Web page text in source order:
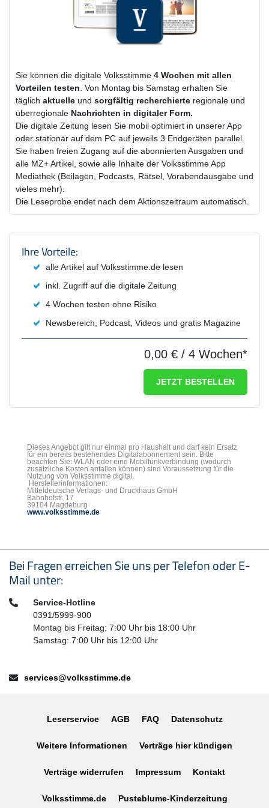
Sie können die digitale Volksstimme 4 Wochen mit allen
Vorteilen testen . Von Montag bis Samstag erhalten Sie
täglich aktuelle und sorgfältig recherchierte regionale und
überregionale Nachrichten in digitaler Form.
Die digitale Zeitung lesen Sie mobil optimiert in unserer App
oder stationär auf dem PC auf jeweils 3 Endgeräten parallel.
Sie haben freien Zugang auf die abonnierten Ausgaben und
alle MZ+ Artikel, sowie alle Inhalte der Volksstimme App
Mediathek (Beilagen, Podcasts, Rätsel, Vorabendausgabe und
vieles mehr).
Die Leseprobe endet nach dem Aktionszeitraum automatisch.
Produktzusammenfassung und
Ihre Vorteile:
alle Artikel auf Volksstimme.de lesen
inkl. Zugriff auf die digitale Zeitung
4 Wochen testen ohne Risiko
Newsbereich, Podcast, Videos und gratis Magazine
0,00 € / 4 Wochen*
JETZT BESTELLEN
Dieses Angebot gilt nur einmal pro Haushalt und darf kein Ersatz
für ein bereits bestehendes Digitalabonnement sein. Bitte
beachten Sie: WLAN oder eine Mobilfunkverbindung (wodurch
zusätzliche Kosten anfallen können) sind Voraussetzung für die
Nutzung von Volksstimme digital.
Herstellerinformationen:
Mitteldeutsche Verlags- und Druckhaus GmbH
Bahnhofstr. 17
39104 Magdeburg
www.volksstimme.de
Seitenfußbereich
Bei Fragen erreichen Sie uns per Telefon oder E-
Mail unter:
Telefon:Service-Hotline
0391/5999-900
Montag bis Freitag: 7:00 Uhr bis 18:00 Uhr
Samstag: 7:00 Uhr bis 12:00 Uhr
E-Mail:services@volksstimme.de
Leserservice AGB FAQ Datenschutz
Weitere Informationen Verträge hier kündigen
Verträge widerrufen Impressum Kontakt
Volksstimme.de Pusteblume-Kinderzeitung